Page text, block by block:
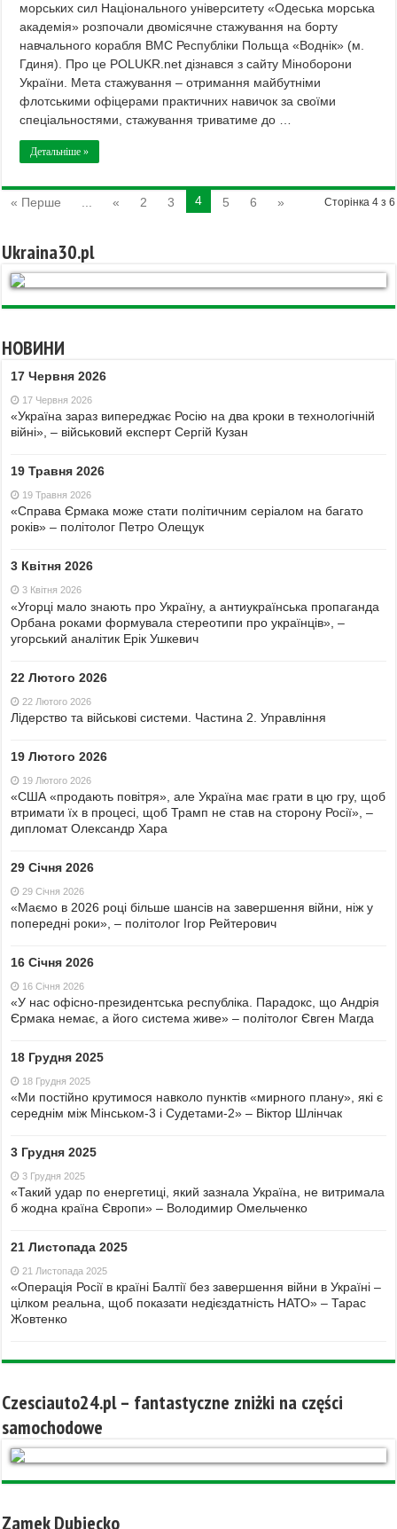
морських сил Національного університету «Одеська морська
академія» розпочали двомісячне стажування на борту
навчального корабля ВМС Республіки Польща «Воднік» (м.
Гдиня). Про це POLUKR.net дізнався з сайту Міноборони
України. Мета стажування – отримання майбутніми
флотськими офіцерами практичних навичок за своїми
спеціальностями, стажування триватиме до …
Детальніше »
Сторінка 4 з 6
« Перше ... « 2 3 4 5 6 »
Ukraina30.pl
НОВИНИ
17 Червня 2026
17 Червня 2026
«Україна зараз випереджає Росію на два кроки в технологічній
війні», – військовий експерт Сергій Кузан
19 Травня 2026
19 Травня 2026
«Справа Єрмака може стати політичним серіалом на багато
років» – політолог Петро Олещук
3 Квітня 2026
3 Квітня 2026
«Угорці мало знають про Україну, а антиукраїнська пропаганда
Орбана роками формувала стереотипи про українців», –
угорський аналітик Ерік Ушкевич
22 Лютого 2026
22 Лютого 2026
Лідерство та військові системи. Частина 2. Управління
19 Лютого 2026
19 Лютого 2026
«США «продають повітря», але Україна має грати в цю гру, щоб
втримати їх в процесі, щоб Трамп не став на сторону Росії», –
дипломат Олександр Хара
29 Січня 2026
29 Січня 2026
«Маємо в 2026 році більше шансів на завершення війни, ніж у
попередні роки», – політолог Ігор Рейтерович
16 Січня 2026
16 Січня 2026
«У нас офісно-президентська республіка. Парадокс, що Андрія
Єрмака немає, а його система живе» – політолог Євген Магда
18 Грудня 2025
18 Грудня 2025
«Ми постійно крутимося навколо пунктів «мирного плану», які є
середнім між Мінськом-3 і Судетами-2» – Віктор Шлінчак
3 Грудня 2025
3 Грудня 2025
«Такий удар по енергетиці, який зазнала Україна, не витримала
б жодна країна Європи» – Володимир Омельченко
21 Листопада 2025
21 Листопада 2025
«Операція Росії в країні Балтії без завершення війни в Україні –
цілком реальна, щоб показати недієздатність НАТО» – Тарас
Жовтенко
Czesciauto24.pl – fantastyczne zniżki na części
samochodowe
Zamek Dubiecko